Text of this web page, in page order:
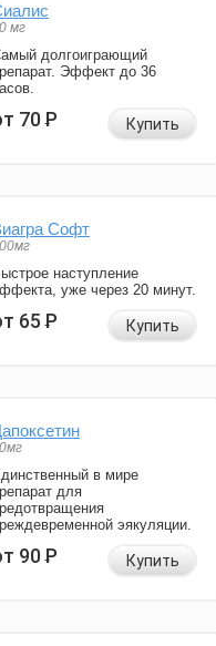
мг
долгоиграющий
Эффект до 36
70Р Купить
Софт
наступление
уже через 20 минут.
65Р Купить
в мире
для
эякуляции.
90Р Купить